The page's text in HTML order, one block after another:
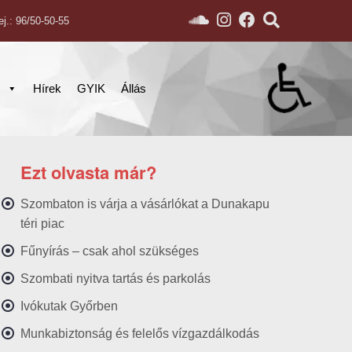
96/50-50-55
Hírek GYIK Állás
Ezt olvasta már?
Szombaton is várja a vásárlókat a Dunakapu
téri piac
Fűnyírás – csak ahol szükséges
Szombati nyitva tartás és parkolás
Ivókutak Győrben
Munkabiztonság és felelős vízgazdálkodás